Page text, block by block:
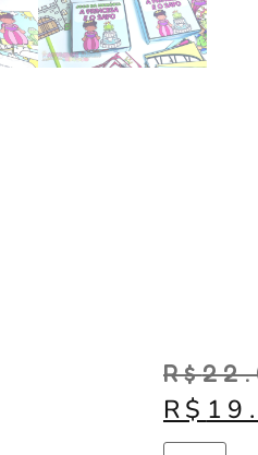
R$
R$